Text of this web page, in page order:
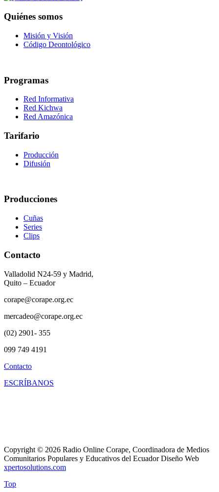
Quiénes somos
Misión y Visión
Código Deontológico
Programas
Red Informativa
Red Kichwa
Red Amazónica
Tarifario
Producción
Difusión
Producciones
Cuñas
Series
Clips
Contacto
Valladolid N24-59 y Madrid,
Quito – Ecuador
corape@corape.org.ec
mercadeo@corape.org.ec
(02) 2901- 355
099 749 4191
Contacto
ESCRÍBANOS
Copyright © 2026 Radio Online Corape, Coordinadora de Medios
Comunitarios Populares y Educativos del Ecuador Diseño Web
xpertosolutions.com
Top